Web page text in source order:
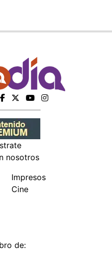
nosotros
Impresos
Cine
de: